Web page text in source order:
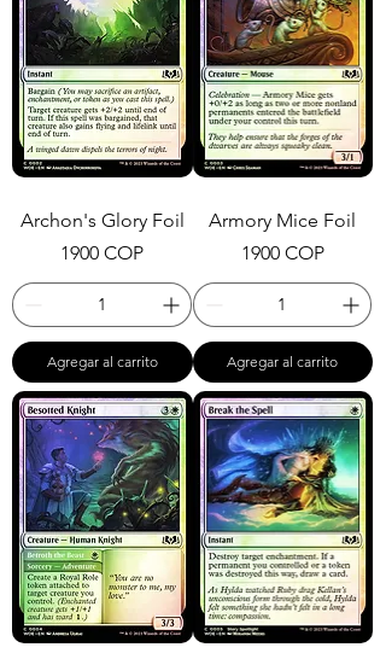
Archon's Glory Foil
Precio
1900 COP
Agregar al carrito
Armory Mice Foil
Precio
1900 COP
Agregar al carrito